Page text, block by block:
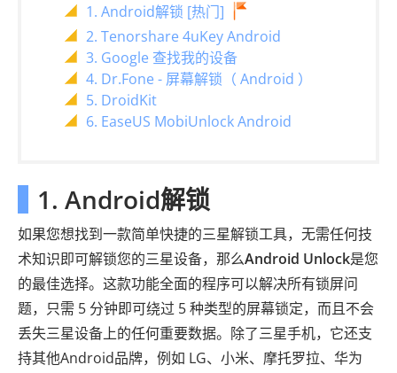
1. Android解锁 [热门]
2. Tenorshare 4uKey Android
3. Google 查找我的设备
4. Dr.Fone - 屏幕解锁（ Android ）
5. DroidKit
6. EaseUS MobiUnlock Android
1. Android解锁
如果您想找到一款简单快捷的三星解锁工具，无需任何技
术知识即可解锁您的三星设备，那么Android Unlock是您
的最佳选择。这款功能全面的程序可以解决所有锁屏问
题，只需 5 分钟即可绕过 5 种类型的屏幕锁定，而且不会
丢失三星设备上的任何重要数据。除了三星手机，它还支
持其他Android品牌，例如 LG、小米、摩托罗拉、华为